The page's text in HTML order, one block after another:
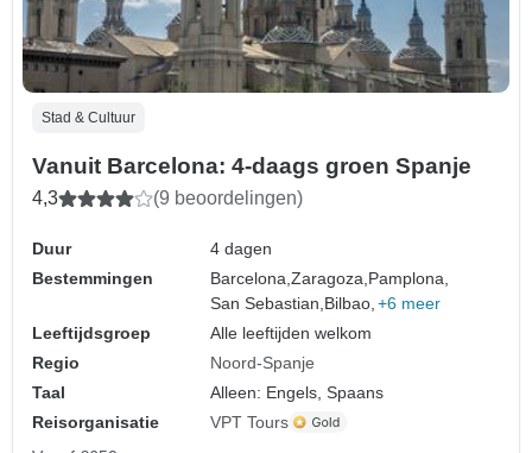
Stad & Cultuur
Vanuit Barcelona: 4-daags groen Spanje
4,3 (9 beoordelingen)
Duur
4 dagen
Bestemmingen
Barcelona,Zaragoza, Pamplona,
San Sebastian, Bilbao, +6 meer
Leeftijdsgroep
Alle leeftijden welkom
Regio
Noord-Spanje
Taal
Alleen: Engels, Spaans
Reisorganisatie
VPT Tours